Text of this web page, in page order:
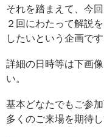
それを踏まえて、今
２回にわたって解説
したいという企画です
詳細の日時等は下画
い。
基本どなたでもご参加
多くのご来場を期待し